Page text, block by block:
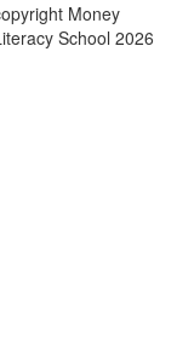
Money
School 2026